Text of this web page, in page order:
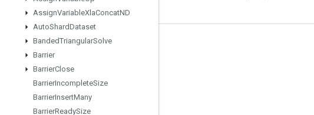
AssignVariableXlaConcatND
AutoShardDataset
BandedTriangularSolve
Barrier
BarrierClose
BarrierIncompleteSize
BarrierInsertMany
BarrierReadySize
जुड़े रहें
ब्लॉग